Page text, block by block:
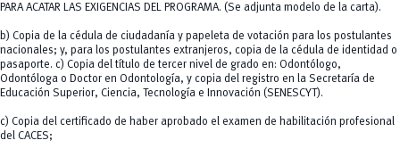
PARA ACATAR LAS EXIGENCIAS DEL PROGRAMA. (Se adjunta modelo de la carta).
b) Copia de la cédula de ciudadanía y papeleta de votación para los postulantes
nacionales; y, para los postulantes extranjeros, copia de la cédula de identidad o
pasaporte. c) Copia del título de tercer nivel de grado en: Odontólogo,
Odontóloga o Doctor en Odontología, y copia del registro en la Secretaría de
Educación Superior, Ciencia, Tecnología e Innovación (SENESCYT).
c) Copia del certificado de haber aprobado el examen de habilitación profesional
del CACES;